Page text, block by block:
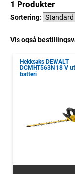
1 Produkter
Sortering:
Vis også
Hekksaks DEWALT
DCMHT563N 18 V
batteri